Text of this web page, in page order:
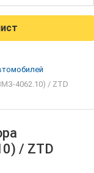
4062.10) / ZTD
/ ZTD